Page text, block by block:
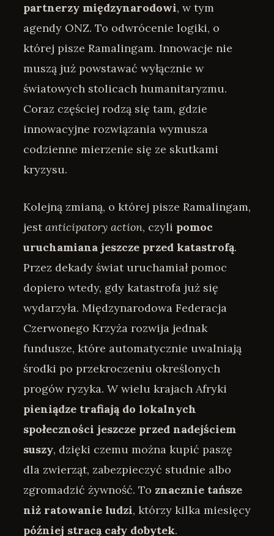
partnerzy międzynarodowi, w tym
agendy ONZ. To odwrócenie logiki, o
której pisze Ramalingam. Innowacje nie
muszą już powstawać wyłącznie w
światowych stolicach humanitaryzmu.
Coraz częściej rodzą się tam, gdzie
innowacyjne rozwiązania wymusza
codzienne mierzenie się ze skutkami
kryzysu.
Kolejną zmianą, o której pisze Ramalingam,
jestanticipatory action, czyli pomoc
uruchamiana jeszcze przed katastrofą.
Przez dekady świat uruchamiał pomoc
dopiero wtedy, gdy katastrofa już się
wydarzyła. Międzynarodowa Federacja
Czerwonego Krzyża rozwija jednak
fundusze, które automatycznie uwalniają
środki po przekroczeniu określonych
progów ryzyka. W wielu krajach Afryki
pieniądze trafiają do lokalnych
społeczności jeszcze przed nadejściem
suszy, dzięki czemu można kupić paszę
dla zwierząt, zabezpieczyć studnie albo
zgromadzić żywność. To znacznie tańsze
niż ratowanie ludzi, którzy kilka miesięcy
później stracą cały dobytek.